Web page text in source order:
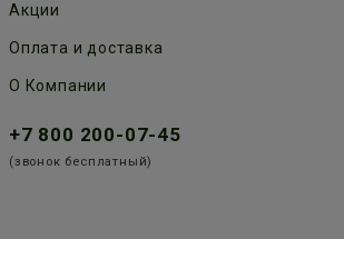
Акции
Оплата и доставка
О Компании
+7 800 200-07-45
(звонок бесплатный)